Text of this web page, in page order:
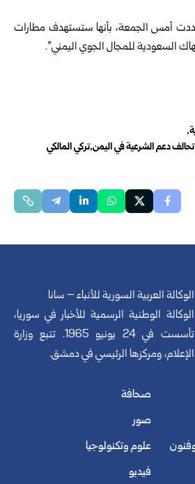
أمس الجمعة، بأنها ستستهدف مطارات
السعودية للمجال الجوي اليمني”.
دعم الشرعية في اليمن تركي المالكي
الوكالة العربية السورية للأنباء – سانا
الوكالة الوطنية الرسمية للأخبار في سوريا،
تأسست في 24 يونيو 1965. تتبع وزارة
الإعلام، ومركزها الرئيسي في دمشق.
صحافة
صور
علوم وتكنولوجيا
فيديو